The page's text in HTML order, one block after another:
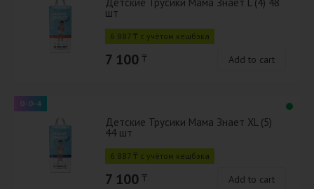
шт
6 887 ₸ с учётом кешбэка
7 100 ₸ Add to cart
0-0-4
Детские Трусики Мама Знает XL (5)
44 шт
6 887 ₸ с учётом кешбэка
7 100 ₸ Add to cart